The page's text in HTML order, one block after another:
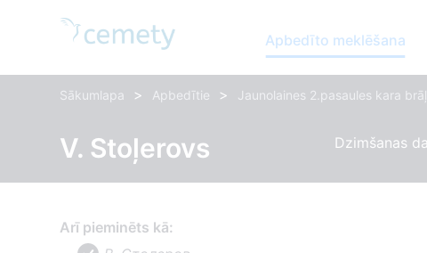
Apbedīto meklēšana
Sākumlapa > Apbedītie > Jaunolaines 2.pasaules kara
V. Stoļerovs Dzimšanas
Arī pieminēts kā: